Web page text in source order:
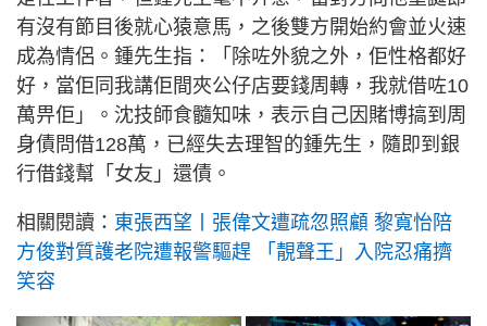
有沒有節目後就心猿意馬，之後雙方開始約會並火速
成為情侶。鍾先生指：「除咗外貌之外，佢性格都好
好，當佢同我講佢間夾公仔店要錢周轉，我就借咗10
萬畀佢」。沈技師食髓知味，表示自己因賭博搞到周
身債問借128萬，已經失去理智的鍾先生，隨即到銀
行借錢幫「女友」還債。
相關閱讀： 東張西望丨張偉文遭疏忽照顧 黎寬怡陪
方俊對質護老院遭報警驅趕 「靚聲王」入院忍痛擠
笑容